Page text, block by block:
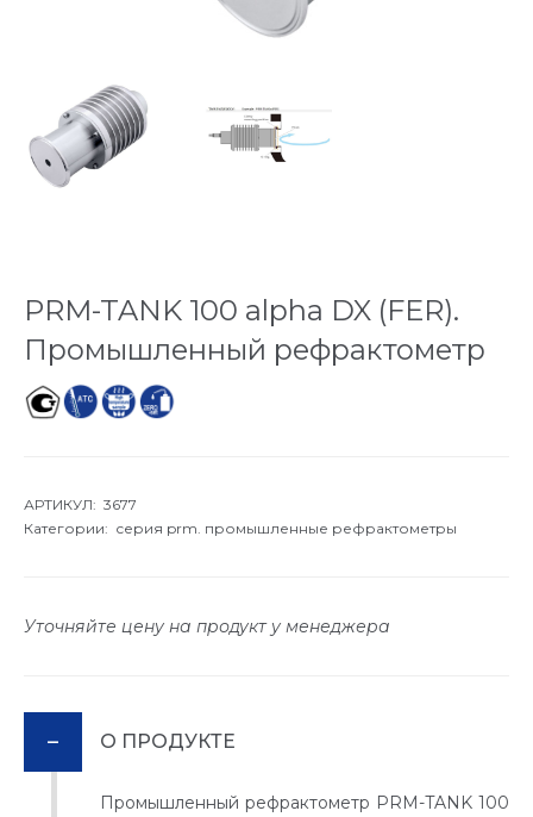
PRM-TANK 100 alpha DX (FER).
Промышленный рефрактометр
АРТИКУЛ: 3677
Категории: серия prm. промышленные рефрактометры
Уточняйте цену на продукт у менеджера
О ПРОДУКТЕ
Промышленный рефрактометр PRM-TANK 100